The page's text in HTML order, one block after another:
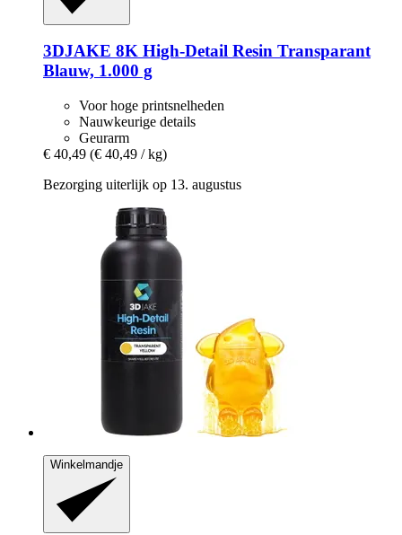
3DJAKE 8K High-​Detail Resin Transparant
Blauw, 1.000 g
Voor hoge printsnelheden
Nauwkeurige details
Geurarm
€ 40,49 (€ 40,49 / kg)
Bezorging uiterlijk op 13. augustus
Winkelmandje